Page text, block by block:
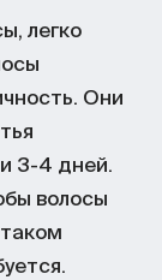
легко
Они
3-4 дней.
волосы